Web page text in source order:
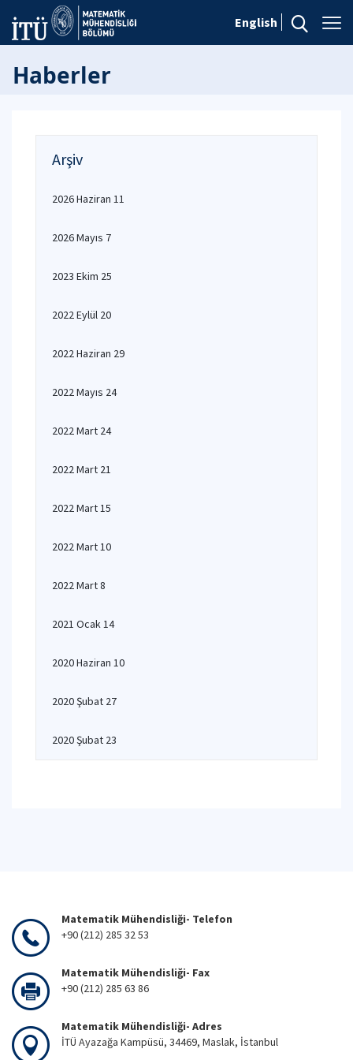
English
Haberler
Arşiv
2026 Haziran 11
2026 Mayıs 7
2023 Ekim 25
2022 Eylül 20
2022 Haziran 29
2022 Mayıs 24
2022 Mart 24
2022 Mart 21
2022 Mart 15
2022 Mart 10
2022 Mart 8
2021 Ocak 14
2020 Haziran 10
2020 Şubat 27
2020 Şubat 23
Matematik Mühendisliği- Telefon
+90 (212) 285 32 53
Matematik Mühendisliği- Fax
+90 (212) 285 63 86
Matematik Mühendisliği- Adres
İTÜ Ayazağa Kampüsü, 34469, Maslak, İstanbul